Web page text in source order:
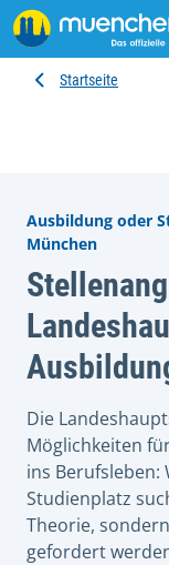
Startseite
Ausbildung oder
München
Die
Möglichkeiten
ins Berufsleben:
Studienplatz
Theorie,
gefordert